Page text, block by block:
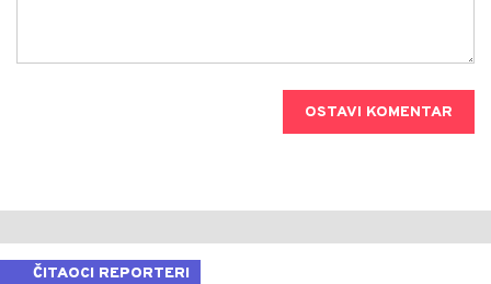
OSTAVI KOMENTAR
ČITAOCI REPORTERI